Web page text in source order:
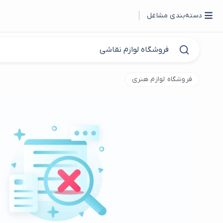
دسته‌بندی مشاغل
فروشگاه لوازم هنری